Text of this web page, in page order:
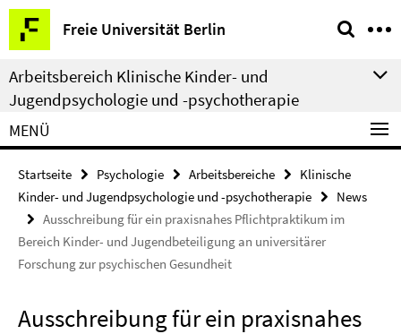
Springe
direkt
zu
Inhalt
Freie Universität Berlin
Service-
Navigation
Arbeitsbereich Klinische Kinder- und
Jugendpsychologie und -psychotherapie
MENÜ
Startseite Psychologie Arbeitsbereiche
Klinische
Kinder- und Jugendpsychologie und -psychotherapie
News
Ausschreibung für ein praxisnahes Pflichtpraktikum im
Bereich Kinder- und Jugendbeteiligung an universitärer
Forschung zur psychischen Gesundheit
Ausschreibung für ein praxisnahes